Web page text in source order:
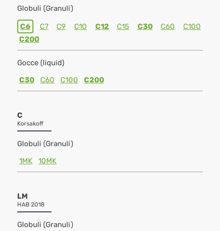
Globuli (Granuli)
C6 C7 C9 C10 C12 C15 C30 C60
C100
C200
Gocce (liquid)
C30
C60 C100 C200
C
Korsakoff
Globuli (Granuli)
1MK
10MK
LM
HAB 2018
Globuli (Granuli)